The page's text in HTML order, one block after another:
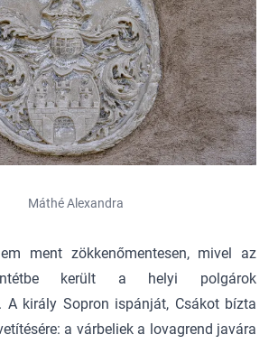
Máthé Alexandra
ment zökkenőmentesen, mivel az
került a helyi polgárok
A király Sopron ispánját, Csákot bízta
a várbeliek a lovagrend javára